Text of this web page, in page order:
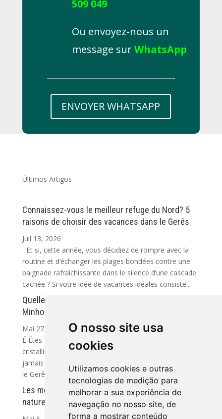
O nosso site usa
cookies
Utilizamos cookies e outras
tecnologias de medição para
melhorar a sua experiência de
navegação no nosso site, de
forma a mostrar conteúdo
509 049
Ou envoyez-nous un
message surWhatsApp
ENVOYER WHATSAPP
Últimos Artigos
Connaissez-vous le meilleur refuge du Nord? 5
raisons de choisir des vacances dans le Gerês
Juil 13, 2026
Et si, cette année, vous décidiez de rompre avec la
routine et d’échanger les plages bondées contre une
baignade rafraîchissante dans le silence d’une cascade
cachée ? Si votre idée de vacances idéales consiste...
Quelles sont les meilleures plages fluviales du
Minho et du Gerês?
Mai 27, 2026
Ê Êtes-vous déjà arrivé devant une rivière aux eaux
cristallines en pensant : comment est-ce que je n’ai
jamais découvert cet endroit avant ? Dans le Minho et
le Gerês, cela arrive plus souvent que...
Les meilleurs sentiers du Gerês pour explorer la
nature (et où séjourner près de tout)